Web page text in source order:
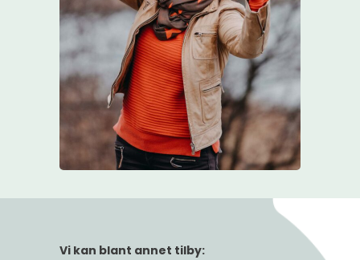
Vi kan blant annet tilby: